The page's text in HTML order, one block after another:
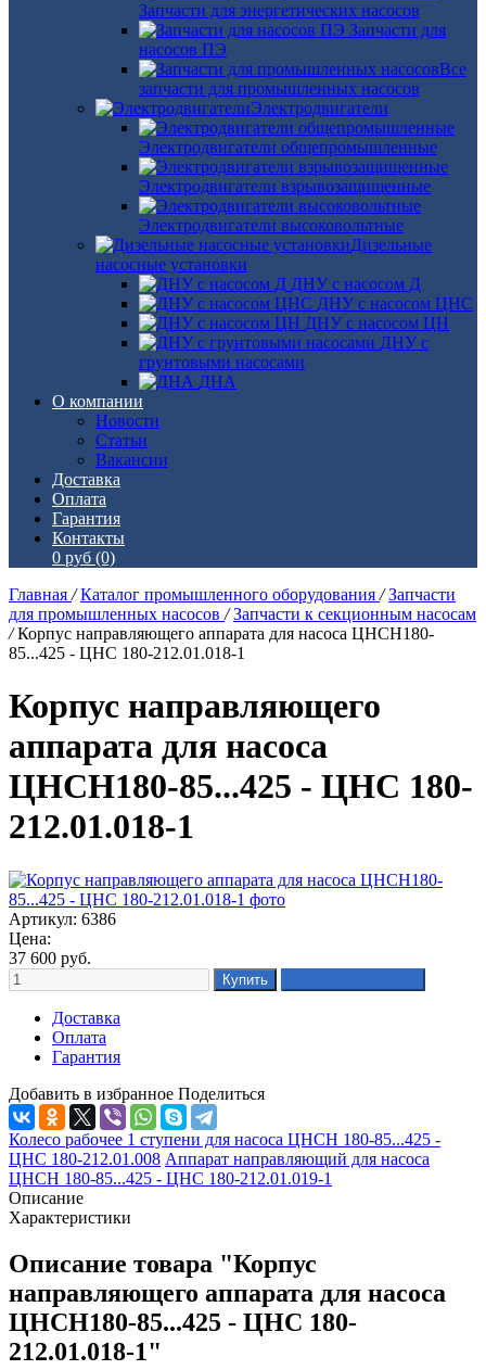
Запчасти для энергетических насосов
Запчасти для
насосов ПЭ
Все
запчасти для промышленных насосов
Электродвигатели
Электродвигатели общепромышленные
Электродвигатели взрывозащищенные
Электродвигатели высоковольтные
Дизельные
насосные установки
ДНУ с насосом Д
ДНУ с насосом ЦНС
ДНУ с насосом ЦН
ДНУ с
грунтовыми насосами
ДНА
О компании
Новости
Статьи
Вакансии
Доставка
Оплата
Гарантия
Контакты
0 руб (0)
Главная / Каталог промышленного оборудования / Запчасти
для промышленных насосов / Запчасти к секционным насосам
/ Корпус направляющего аппарата для насоса ЦНСН180-
85...425 - ЦНС 180-212.01.018-1
Корпус направляющего
аппарата для насоса
ЦНСН180-85...425 - ЦНС 180-
212.01.018-1
Артикул: 6386
Цена:
37 600 руб.
Доставка
Оплата
Гарантия
Добавить в избранное Поделиться
Колесо рабочее 1 ступени для насоса ЦНСН 180-85...425 -
ЦНС 180-212.01.008 Аппарат направляющий для насоса
ЦНСН 180-85...425 - ЦНС 180-212.01.019-1
Описание
Характеристики
Описание товара "Корпус
направляющего аппарата для насоса
ЦНСН180-85...425 - ЦНС 180-
212.01.018-1"